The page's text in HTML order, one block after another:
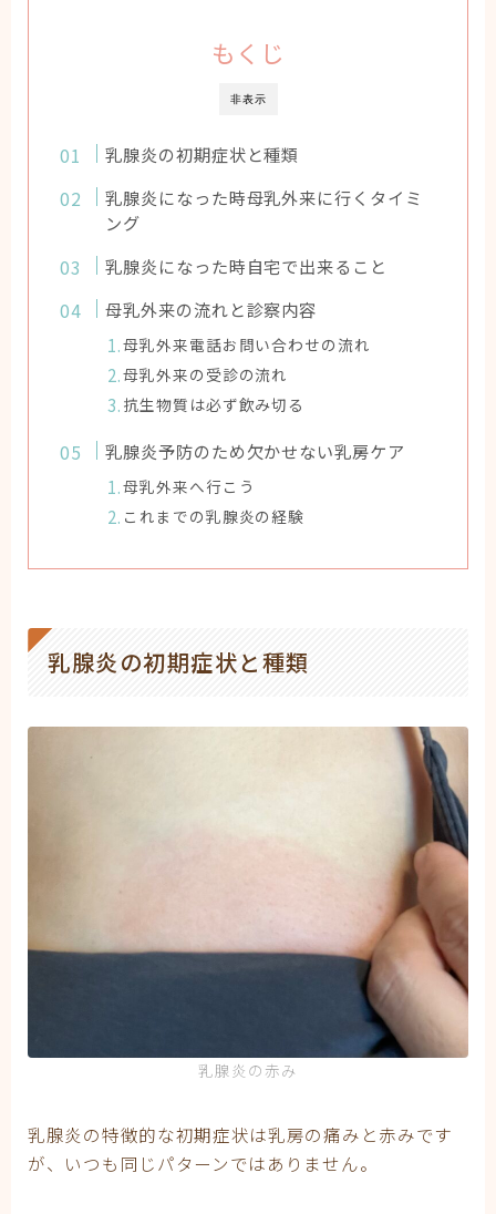
非表示
もくじ
乳腺炎の初期症状と種類
乳腺炎になった時母乳外来に行くタイミ
ング
乳腺炎になった時自宅で出来ること
母乳外来の流れと診察内容
母乳外来電話お問い合わせの流れ
母乳外来の受診の流れ
抗生物質は必ず飲み切る
乳腺炎予防のため欠かせない乳房ケア
母乳外来へ行こう
これまでの乳腺炎の経験
乳腺炎の初期症状と種類
乳腺炎の赤み
乳腺炎の特徴的な初期症状は乳房の痛みと赤みです
が、いつも同じパターンではありません。